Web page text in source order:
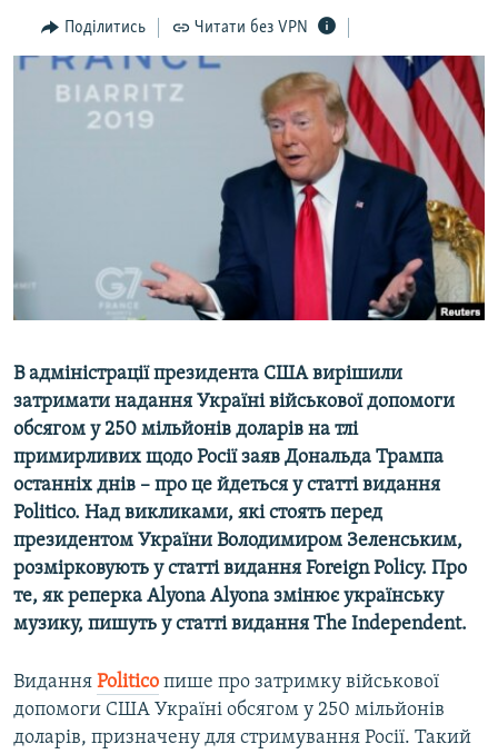
ВСЕ ЗА ДЕНЬ
СПЕЦПРОЕКТИ
ДЕПОРТАЦІЯ
УКРАЇНСЬКА ПРОБЛЕМА КРИМУ
ІНФОГРАФІКА
ЯК ОБІЙТИ БЛОКУВАННЯ
ДОЛУЧАЙСЯ!
Усі сайти RFE/RL
Поділитись Читати без VPN
В адміністрації президента США вирішили
затримати надання Україні військової допомоги
обсягом у 250 мільйонів доларів на тлі
примирливих щодо Росії заяв Дональда Трампа
останніх днів – про це йдеться у статті видання
Politico. Над викликами, які стоять перед
президентом України Володимиром Зеленським,
розмірковують у статті видання Foreign Policy. Про
те, як реперка Alyona Alyona змінює українську
музику, пишуть у статті видання The Independent.
Видання Politico пише про затримку військової
допомоги США Україні обсягом у 250 мільйонів
доларів, призначену для стримування Росії. Такий